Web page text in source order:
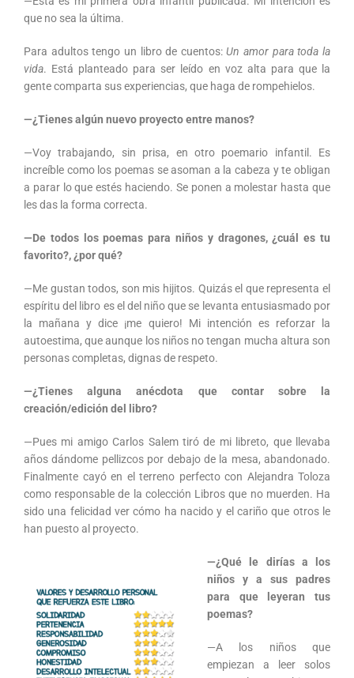
que no sea la última.
Para adultos tengo un libro de cuentos:Un amor para toda la
vida. Está planteado para ser leído en voz alta para que la
gente comparta sus experiencias, que haga de rompehielos.
—¿Tienes algún nuevo proyecto entre manos?
—Voy trabajando, sin prisa, en otro poemario infantil. Es
increíble como los poemas se asoman a la cabeza y te obligan
a parar lo que estés haciendo. Se ponen a molestar hasta que
les das la forma correcta.
—De todos los poemas para niños y dragones, ¿cuál es tu
favorito?, ¿por qué?
—Me gustan todos, son mis hijitos. Quizás el que representa el
espíritu del libro es el del niño que se levanta entusiasmado por
la mañana y dice ¡me quiero! Mi intención es reforzar la
autoestima, que aunque los niños no tengan mucha altura son
personas completas, dignas de respeto.
—¿Tienes alguna anécdota que contar sobre la
creación/edición del libro?
—Pues mi amigo Carlos Salem tiró de mi libreto, que llevaba
años dándome pellizcos por debajo de la mesa, abandonado.
Finalmente cayó en el terreno perfecto con Alejandra Toloza
como responsable de la colección Libros que no muerden. Ha
sido una felicidad ver cómo ha nacido y el cariño que otros le
han puesto al proyecto.
—¿Qué le dirías a los
niños y a sus padres
para que leyeran tus
poemas?
—A los niños que
empiezan a leer solos